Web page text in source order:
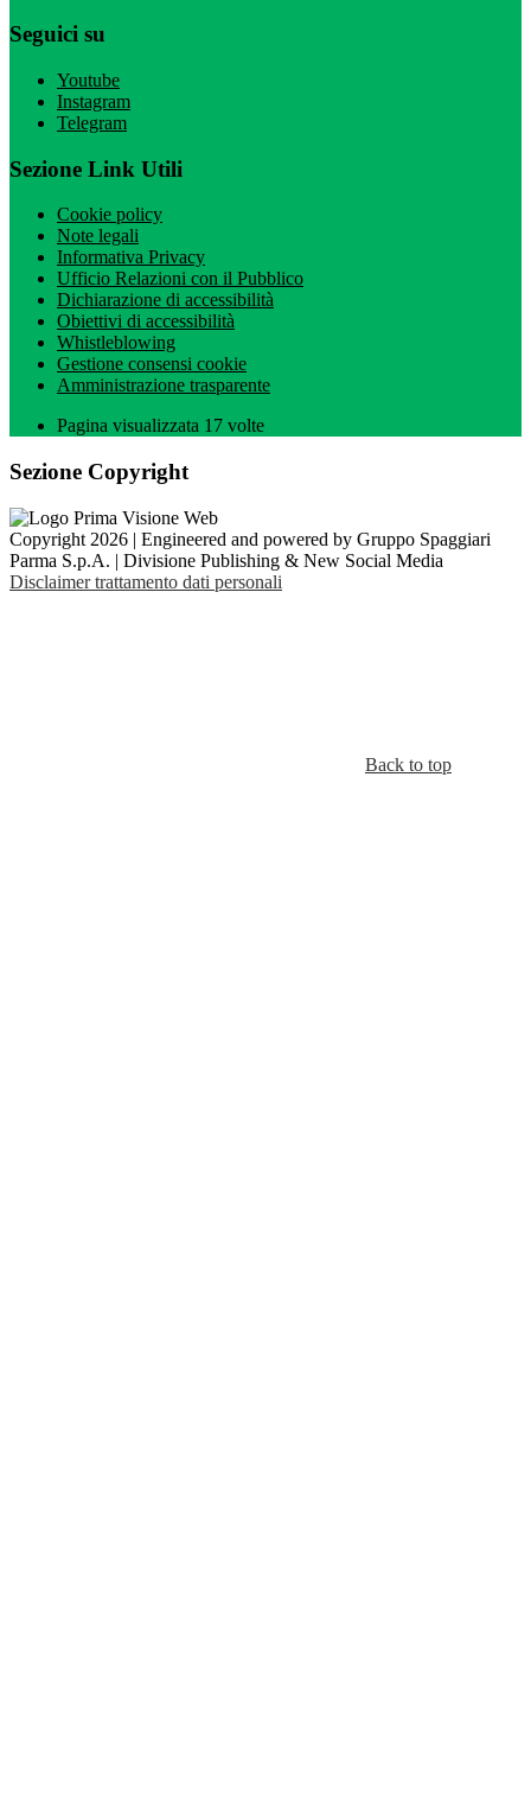
Seguici su
Youtube
Instagram
Telegram
Sezione Link Utili
Cookie policy
Note legali
Informativa Privacy
Ufficio Relazioni con il Pubblico
Dichiarazione di accessibilità
Obiettivi di accessibilità
Whistleblowing
Gestione consensi cookie
Amministrazione trasparente
Pagina visualizzata 17 volte
Sezione Copyright
Copyright 2026 | Engineered and powered by Gruppo Spaggiari
Parma S.p.A. | Divisione Publishing & New Social Media
Disclaimer trattamento dati personali
Back to top